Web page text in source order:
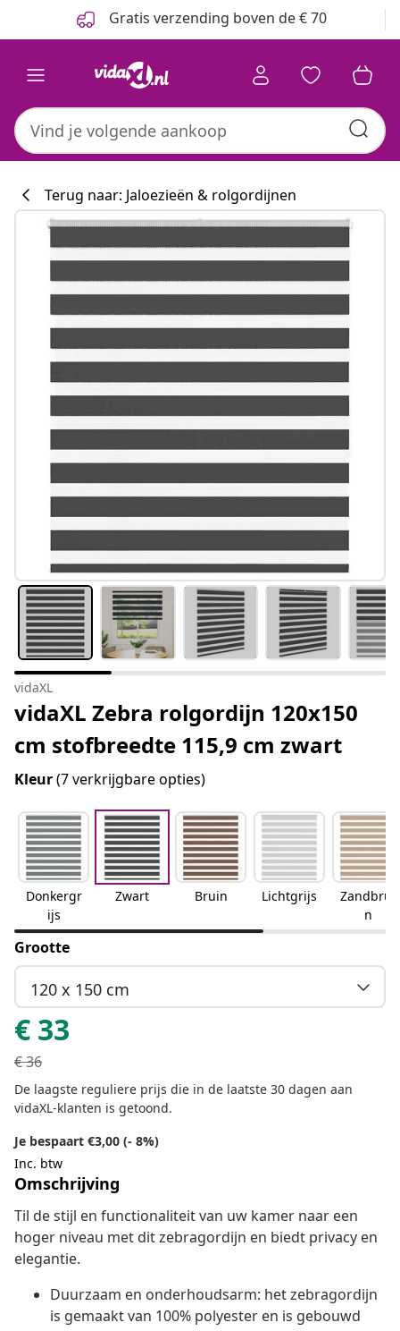
Gratis verzending boven de € 70
Terug naar: Jaloezieën & rolgordijnen
vidaXL
vidaXL Zebra rolgordijn 120x150
cm stofbreedte 115,9 cm zwart
Kleur(7 verkrijgbare opties)
Donkergr
ijs
Zwart Bruin Lichtgrijs
Zandbrui
n
Grootte
120 x 150 cm
€ 33
€36
De laagste reguliere prijs die in de laatste 30 dagen aan
vidaXL-klanten is getoond.
Je bespaart €3,00 (- 8%)
Inc. btw
Omschrijving
Til de stijl en functionaliteit van uw kamer naar een
hoger niveau met dit zebragordijn en biedt privacy en
elegantie.
Duurzaam en onderhoudsarm: het zebragordijn
is gemaakt van 100% polyester en is gebouwd